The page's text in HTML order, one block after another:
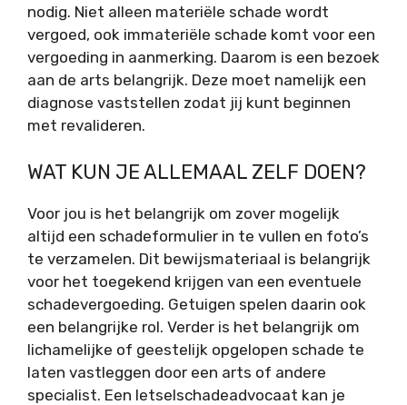
nodig. Niet alleen materiële schade wordt
vergoed, ook immateriële schade komt voor een
vergoeding in aanmerking. Daarom is een bezoek
aan de arts belangrijk. Deze moet namelijk een
diagnose vaststellen zodat jij kunt beginnen
met revalideren.
WAT KUN JE ALLEMAAL ZELF DOEN?
Voor jou is het belangrijk om zover mogelijk
altijd een schadeformulier in te vullen en foto’s
te verzamelen. Dit bewijsmateriaal is belangrijk
voor het toegekend krijgen van een eventuele
schadevergoeding. Getuigen spelen daarin ook
een belangrijke rol. Verder is het belangrijk om
lichamelijke of geestelijk opgelopen schade te
laten vastleggen door een arts of andere
specialist. Een letselschadeadvocaat kan je